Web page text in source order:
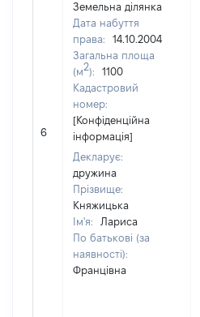
6
Земельна ділянка
Дата набуття
права:
14.10.2004
Загальна площа
(м2):
1100
Кадастровий
номер:
[Конфіденційна
інформація]
Декларує:
дружина
Прізвище:
Княжицька
Ім'я:
Лариса
По батькові (за
наявності):
Францівна